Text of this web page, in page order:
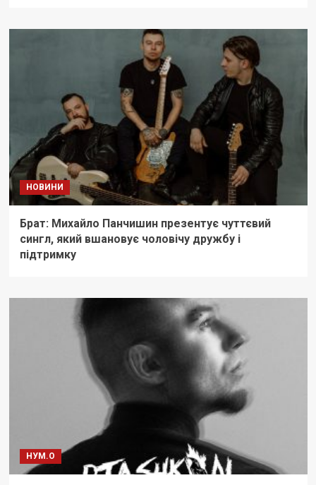
НОВИНИ
Брат: Михайло Панчишин презентує чуттєвий
сингл, який вшановує чоловічу дружбу і
підтримку
НУМ.О